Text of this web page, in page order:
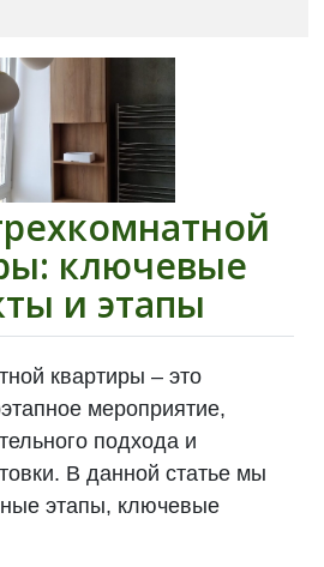
ключевые
и этапы
квартиры – это
мероприятие,
подхода и
В данной статье мы
этапы, ключевые